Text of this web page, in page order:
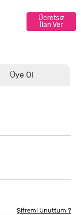
Ücretsiz
İlan Ver
Üye Ol
Şifremi Unuttum ?